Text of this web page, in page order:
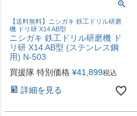
【送料無料】ニシガキ 鉄工ドリル研磨
機 ドリ研 X14 AB型
ニシガキ 鉄工ドリル研磨機 ド
リ研 X14 AB型 (ステンレス鋼
用) N-503
買援隊 特別価格 ¥41,899税込
詳細を見る